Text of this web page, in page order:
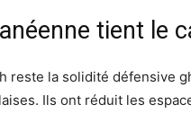
tient le
reste la solidité défensive
Ils ont réduit les